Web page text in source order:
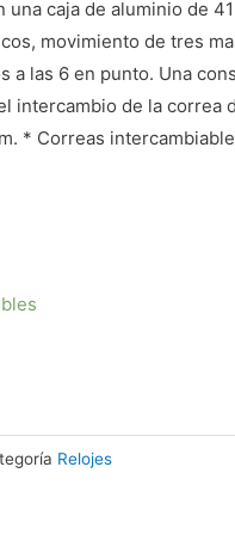
una caja de aluminio de
movimiento de tres
a las 6 en punto. Una
intercambio de la correa
* Correas
Relojes